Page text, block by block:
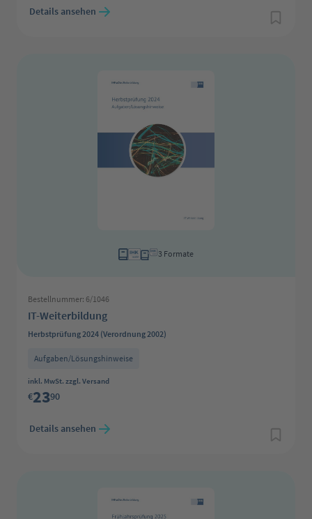
Details ansehen
3 Formate
Bestellnummer: 6/1046
IT-Weiterbildung
Herbstprüfung 2024 (Verordnung 2002)
Aufgaben/Lösungshinweise
Regulärer Preis:
inkl. MwSt. zzgl. Versand
€2390
Details ansehen